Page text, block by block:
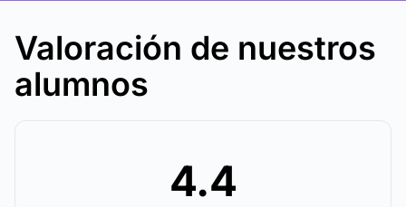
Valoración de nuestros
alumnos
4.4